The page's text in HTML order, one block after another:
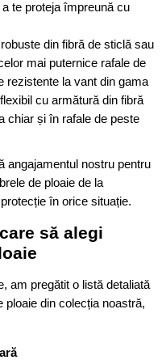
te proteja împreună cu
din fibră de sticlă sau
mai puternice rafale de
rezistente la vant din gama
cu armătură din fibră
chiar și în rafale de peste
angajamentul nostru pentru
de ploaie de la
în orice situație.
să alegi
am pregătit o listă detaliată
ploaie din colecția noastră,